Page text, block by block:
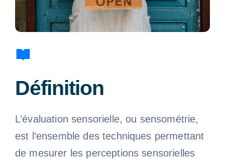
Définition
L’évaluation sensorielle, ou sensométrie,
est l’ensemble des techniques permettant
de mesurer les perceptions sensorielles